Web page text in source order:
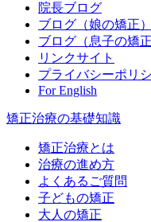
院長ブログ
ブログ（娘の矯正）
ブログ（息子の矯正
リンクサイト
プライバシーポリ
For English
矯正治療の基礎知識
矯正治療とは
治療の進め方
よくあるご質問
子どもの矯正
大人の矯正